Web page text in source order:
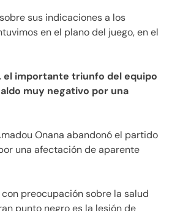
sus indicaciones a los
en el plano del juego, en el
el importante triunfo del equipo
muy negativo por una
Onana abandonó el partido
una afectación de aparente
preocupación sobre la salud
punto negro es la lesión de